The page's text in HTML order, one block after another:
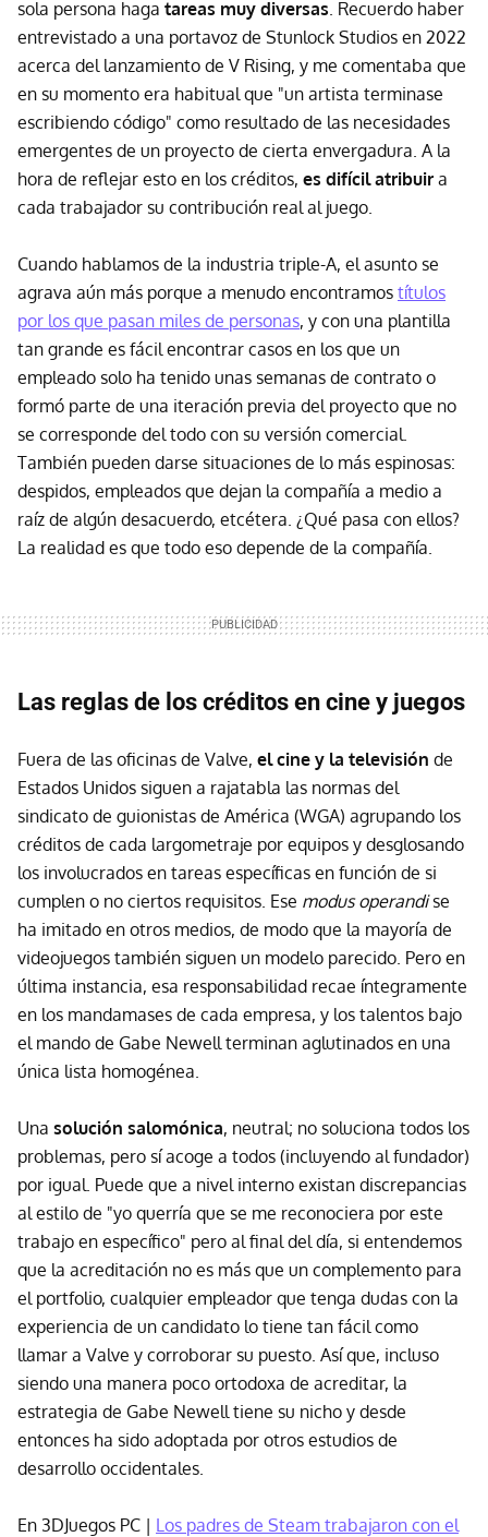
sola persona haga tareas muy diversas. Recuerdo haber
entrevistado a una portavoz de Stunlock Studios en 2022
acerca del lanzamiento de V Rising, y me comentaba que
en su momento era habitual que "un artista terminase
escribiendo código" como resultado de las necesidades
emergentes de un proyecto de cierta envergadura. A la
hora de reflejar esto en los créditos, es difícil atribuir a
cada trabajador su contribución real al juego.
Cuando hablamos de la industria triple-A, el asunto se
agrava aún más porque a menudo encontramos títulos
por los que pasan miles de personas, y con una plantilla
tan grande es fácil encontrar casos en los que un
empleado solo ha tenido unas semanas de contrato o
formó parte de una iteración previa del proyecto que no
se corresponde del todo con su versión comercial.
También pueden darse situaciones de lo más espinosas:
despidos, empleados que dejan la compañía a medio a
raíz de algún desacuerdo, etcétera. ¿Qué pasa con ellos?
La realidad es que todo eso depende de la compañía.
Las reglas de los créditos en cine y juegos
Fuera de las oficinas de Valve, el cine y la televisión de
Estados Unidos siguen a rajatabla las normas del
sindicato de guionistas de América (WGA) agrupando los
créditos de cada largometraje por equipos y desglosando
los involucrados en tareas específicas en función de si
cumplen o no ciertos requisitos. Ese modus operandise
ha imitado en otros medios, de modo que la mayoría de
videojuegos también siguen un modelo parecido. Pero en
última instancia, esa responsabilidad recae íntegramente
en los mandamases de cada empresa, y los talentos bajo
el mando de Gabe Newell terminan aglutinados en una
única lista homogénea.
Una solución salomónica, neutral; no soluciona todos los
problemas, pero sí acoge a todos (incluyendo al fundador)
por igual. Puede que a nivel interno existan discrepancias
al estilo de "yo querría que se me reconociera por este
trabajo en específico" pero al final del día, si entendemos
que la acreditación no es más que un complemento para
el portfolio, cualquier empleador que tenga dudas con la
experiencia de un candidato lo tiene tan fácil como
llamar a Valve y corroborar su puesto. Así que, incluso
siendo una manera poco ortodoxa de acreditar, la
estrategia de Gabe Newell tiene su nicho y desde
entonces ha sido adoptada por otros estudios de
desarrollo occidentales.
En 3DJuegos PC | Los padres de Steam trabajaron con el